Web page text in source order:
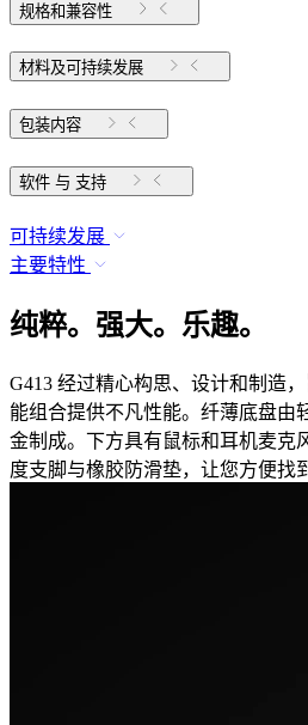
规格和兼容性
材料及可持续发展
包装内容
软件 与 支持
可持续发展
主要特性
纯粹。强大。乐趣。
G413 经过精心构思、设计和制造
能组合提供不凡性能。纤薄底盘由
金制成。下方具有鼠标和耳机麦克
度支脚与橡胶防滑垫，让您方便找